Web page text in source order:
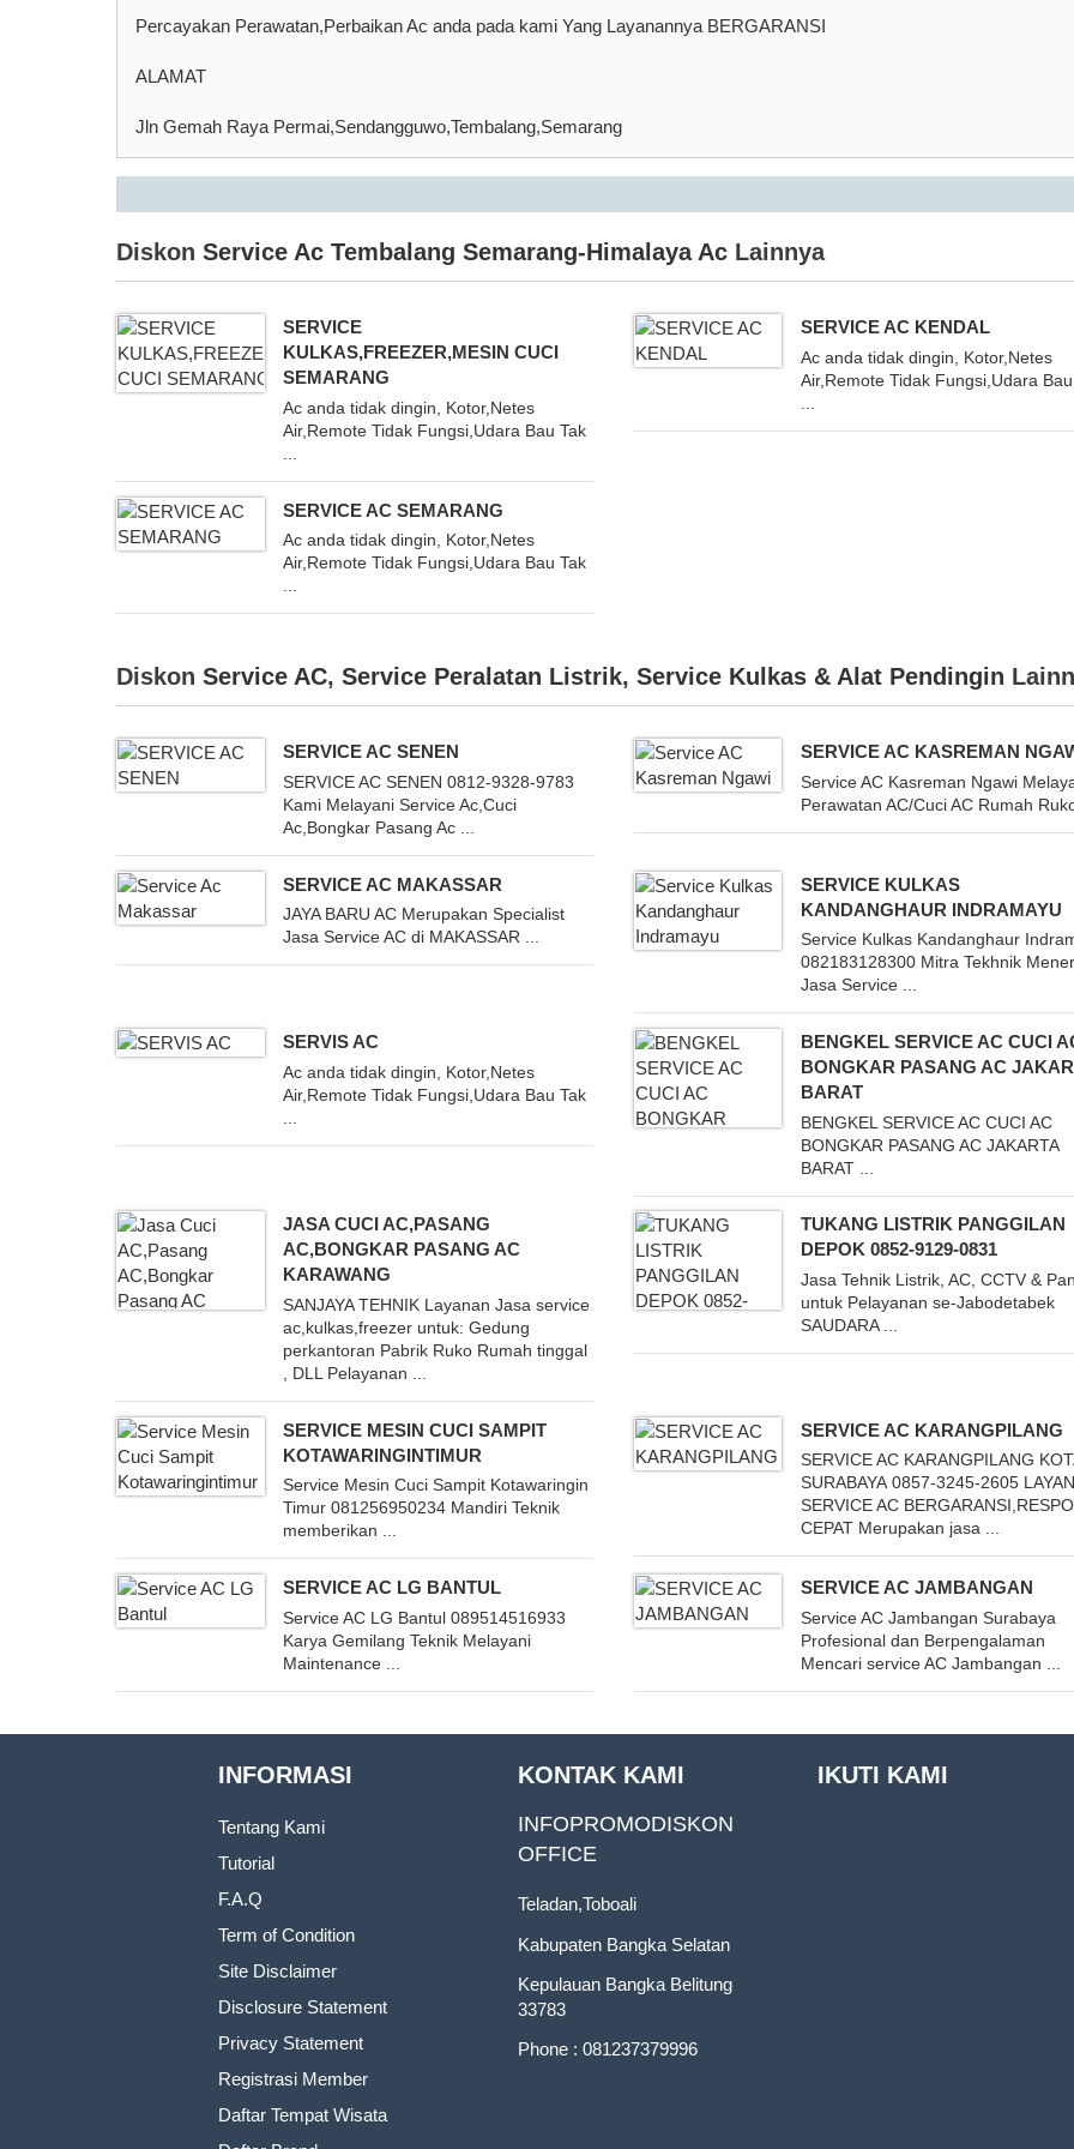
Percayakan Perawatan,Perbaikan Ac anda pada kami Yang Layanannya BERGARANSI
ALAMAT
Jln Gemah Raya Permai,Sendangguwo,Tembalang,Semarang
Diskon Service Ac Tembalang Semarang-Himalaya Ac Lainnya
SERVICE
KULKAS,FREEZER,MESIN CUCI
SEMARANG
Ac anda tidak dingin, Kotor,Netes
Air,Remote Tidak Fungsi,Udara Bau Tak
SERVICE AC KENDAL
Ac anda tidak dingin, Kotor,Netes
Air,Remote Tidak Fungsi,Udara
SERVICE AC SEMARANG
Ac anda tidak dingin, Kotor,Netes
Air,Remote Tidak Fungsi,Udara Bau Tak
Diskon Service AC, Service Peralatan Listrik, Service Kulkas & Alat Pendingin
SERVICE AC SENEN
SERVICE AC SENEN 0812-9328-9783
Kami Melayani Service Ac,Cuci
Ac,Bongkar Pasang Ac ...
SERVICE AC KASREMAN
Service AC Kasreman Ngawi
Perawatan AC/Cuci AC Rumah
SERVICE AC MAKASSAR
JAYA BARU AC Merupakan Specialist
Jasa Service AC di MAKASSAR ...
SERVICE KULKAS
KANDANGHAUR INDRAMAYU
Service Kulkas Kandanghaur
082183128300 Mitra Tekhnik
Jasa Service ...
SERVIS AC
Ac anda tidak dingin, Kotor,Netes
Air,Remote Tidak Fungsi,Udara Bau Tak
BENGKEL SERVICE AC CUCI
BONGKAR PASANG AC
BARAT
BENGKEL SERVICE AC CUCI AC
BONGKAR PASANG AC JAKARTA
BARAT ...
JASA CUCI AC,PASANG
AC,BONGKAR PASANG AC
KARAWANG
SANJAYA TEHNIK Layanan Jasa service
ac,kulkas,freezer untuk: Gedung
perkantoran Pabrik Ruko Rumah tinggal
, DLL Pelayanan ...
TUKANG LISTRIK PANGGILAN
DEPOK 0852-9129-0831
Jasa Tehnik Listrik, AC, CCTV &
untuk Pelayanan se-Jabodetabek
SAUDARA ...
SERVICE MESIN CUCI SAMPIT
KOTAWARINGINTIMUR
Service Mesin Cuci Sampit Kotawaringin
Timur 081256950234 Mandiri Teknik
memberikan ...
SERVICE AC KARANGPILANG
SERVICE AC KARANGPILANG
SURABAYA 0857-3245-2605
SERVICE AC
CEPAT Merupakan jasa ...
SERVICE AC LG BANTUL
Service AC LG Bantul 089514516933
Karya Gemilang Teknik Melayani
Maintenance ...
SERVICE AC JAMBANGAN
Service AC Jambangan Surabaya
Profesional dan Berpengalaman
Mencari service AC Jambangan ...
INFORMASI
Tentang Kami
Tutorial
F.A.Q
Term of Condition
Site Disclaimer
Disclosure Statement
Privacy Statement
Registrasi Member
Daftar Tempat Wisata
KONTAK KAMI
INFOPROMODISKON
OFFICE
Teladan,Toboali
Kabupaten Bangka Selatan
Kepulauan Bangka Belitung
33783
Phone : 081237379996
IKUTI KAMI